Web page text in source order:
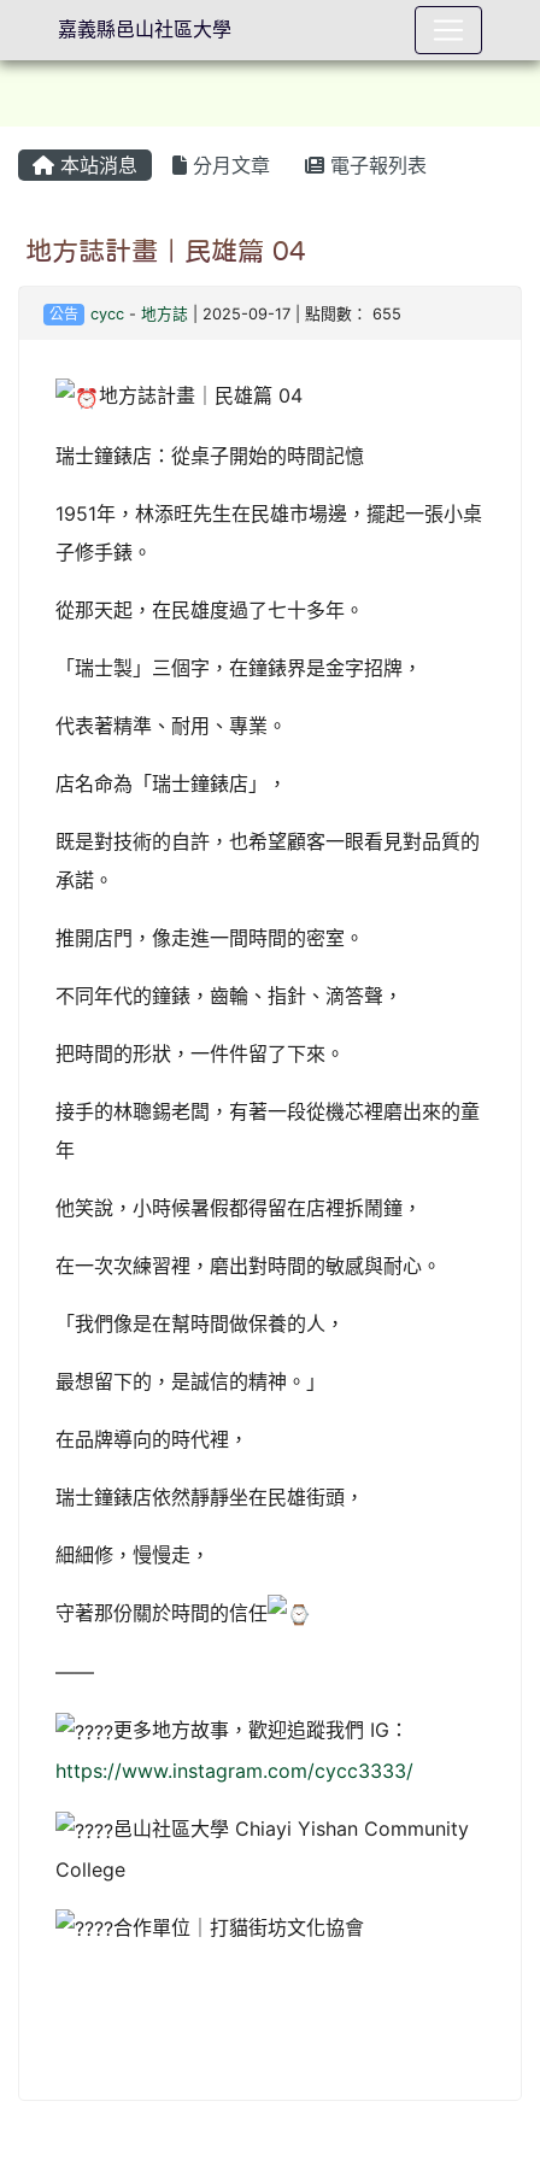
本站消息 分月文章 電子報列表
地方誌計畫｜民雄篇 04
公告 cycc- 地方誌 | 2025-09-17 | 點閱數： 655
地方誌計畫｜民雄篇 04
瑞士鐘錶店：從桌子開始的時間記憶
1951年，林添旺先生在民雄市場邊，擺起一張小桌
子修手錶。
從那天起，在民雄度過了七十多年。
「瑞士製」三個字，在鐘錶界是金字招牌，
代表著精準、耐用、專業。
店名命為「瑞士鐘錶店」，
既是對技術的自許，也希望顧客一眼看見對品質的
承諾。
推開店門，像走進一間時間的密室。
不同年代的鐘錶，齒輪、指針、滴答聲，
把時間的形狀，一件件留了下來。
接手的林聰錫老闆，有著一段從機芯裡磨出來的童
年
他笑說，小時候暑假都得留在店裡拆鬧鐘，
在一次次練習裡，磨出對時間的敏感與耐心。
「我們像是在幫時間做保養的人，
最想留下的，是誠信的精神。」
在品牌導向的時代裡，
瑞士鐘錶店依然靜靜坐在民雄街頭，
細細修，慢慢走，
守著那份關於時間的信任
——
更多地方故事，歡迎追蹤我們 IG：
https://www.instagram.com/cycc3333/
邑山社區大學 Chiayi Yishan Community
College
合作單位｜打貓街坊文化協會
嘉義縣邑山社區大學